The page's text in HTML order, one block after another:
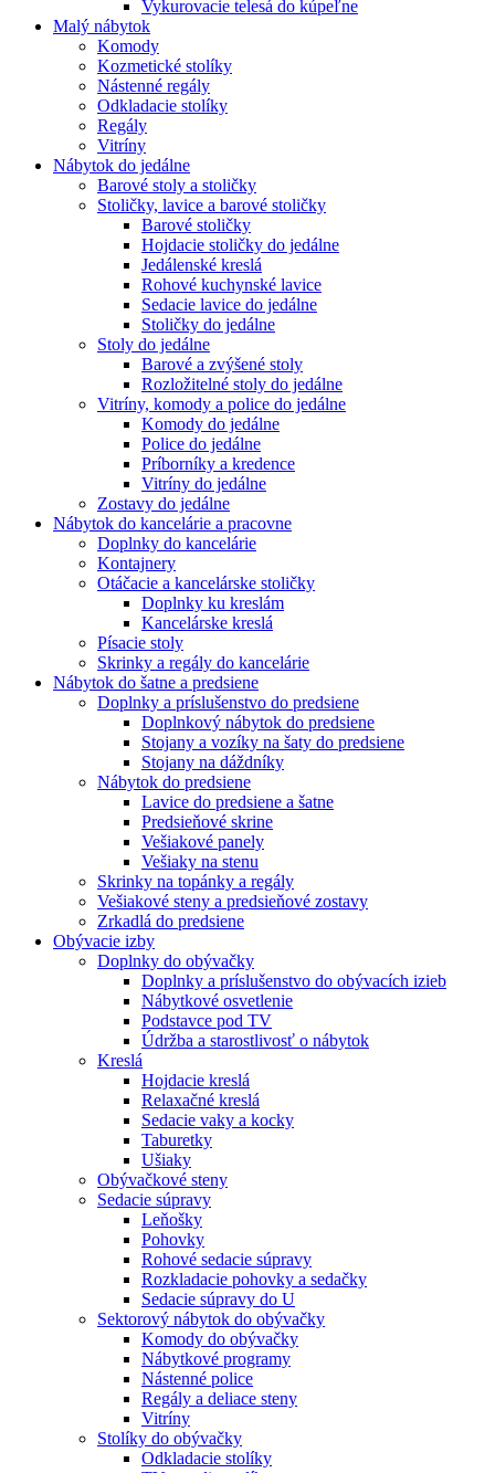
Vykurovacie telesá do kúpeľne
Malý nábytok
Komody
Kozmetické stolíky
Nástenné regály
Odkladacie stolíky
Regály
Vitríny
Nábytok do jedálne
Barové stoly a stoličky
Stoličky, lavice a barové stoličky
Barové stoličky
Hojdacie stoličky do jedálne
Jedálenské kreslá
Rohové kuchynské lavice
Sedacie lavice do jedálne
Stoličky do jedálne
Stoly do jedálne
Barové a zvýšené stoly
Rozložitelné stoly do jedálne
Vitríny, komody a police do jedálne
Komody do jedálne
Police do jedálne
Príborníky a kredence
Vitríny do jedálne
Zostavy do jedálne
Nábytok do kancelárie a pracovne
Doplnky do kancelárie
Kontajnery
Otáčacie a kancelárske stoličky
Doplnky ku kreslám
Kancelárske kreslá
Písacie stoly
Skrinky a regály do kancelárie
Nábytok do šatne a predsiene
Doplnky a príslušenstvo do predsiene
Doplnkový nábytok do predsiene
Stojany a vozíky na šaty do predsiene
Stojany na dáždníky
Nábytok do predsiene
Lavice do predsiene a šatne
Predsieňové skrine
Vešiakové panely
Vešiaky na stenu
Skrinky na topánky a regály
Vešiakové steny a predsieňové zostavy
Zrkadlá do predsiene
Obývacie izby
Doplnky do obývačky
Doplnky a príslušenstvo do obývacích izieb
Nábytkové osvetlenie
Podstavce pod TV
Údržba a starostlivosť o nábytok
Kreslá
Hojdacie kreslá
Relaxačné kreslá
Sedacie vaky a kocky
Taburetky
Ušiaky
Obývačkové steny
Sedacie súpravy
Leňošky
Pohovky
Rohové sedacie súpravy
Rozkladacie pohovky a sedačky
Sedacie súpravy do U
Sektorový nábytok do obývačky
Komody do obývačky
Nábytkové programy
Nástenné police
Regály a deliace steny
Vitríny
Stolíky do obývačky
Odkladacie stolíky